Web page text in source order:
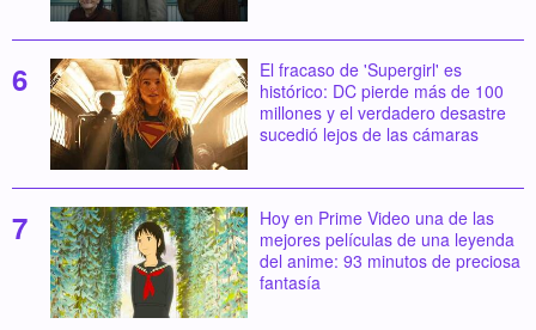
El fracaso de 'Supergirl' es
histórico: DC pierde más de 100
millones y el verdadero desastre
sucedió lejos de las cámaras
Hoy en Prime Video una de las
mejores películas de una leyenda
del anime: 93 minutos de preciosa
fantasía